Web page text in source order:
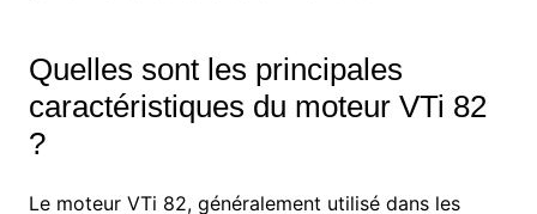
Quelles sont les principales
caractéristiques du moteur VTi 82
?
Le moteur VTi 82, généralement utilisé dans les